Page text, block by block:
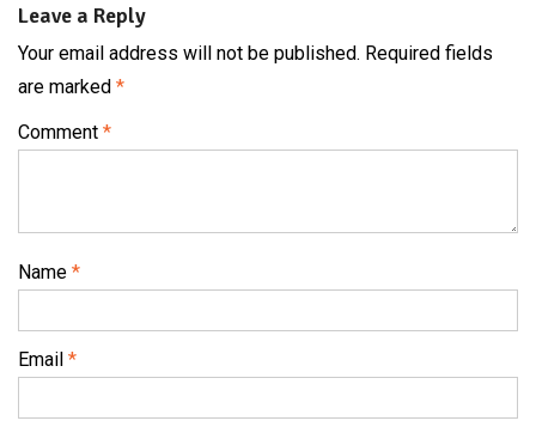
Leave a Reply
Your email address will not be published. Required fields
are marked *
Comment *
Name *
Email *